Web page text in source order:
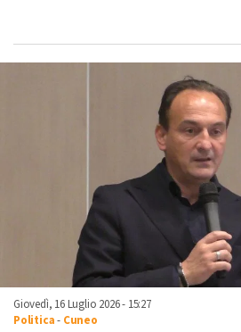
Giovedì, 16 Luglio 2026 - 15:27
Politica- Cuneo